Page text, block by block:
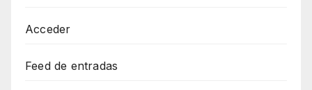
Acceder
Feed de entradas